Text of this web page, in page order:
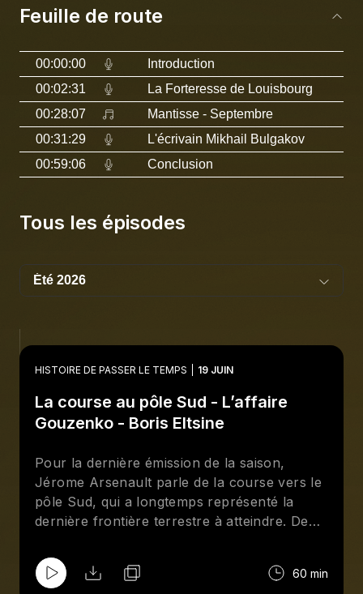
Feuille de route
00:00:00
Introduction
00:02:31
La Forteresse de Louisbourg
00:28:07
Mantisse - Septembre
00:31:29
L'écrivain Mikhail Bulgakov
00:59:06
Conclusion
Tous les épisodes
HISTOIRE DE PASSER LE TEMPS 19 JUIN
La course au pôle Sud - L’affaire
Gouzenko - Boris Eltsine
Pour la dernière émission de la saison,
Jérome Arsenault parle de la course vers le
pôle Sud, qui a longtemps représenté la
dernière frontière terrestre à atteindre. De
l’affaire Gouzenko, qui secoue le Canada au
début de la guerre froide en y révélant la60 min